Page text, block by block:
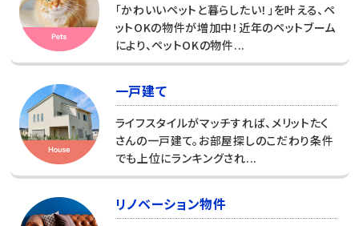
「かわいいペットと暮らしたい！」を叶える、ペ
ットOKの物件が増加中！近年のペットブーム
により、ペットOKの物件...
一戸建て
ライフスタイルがマッチすれば、メリットたく
さんの一戸建て。お部屋探しのこだわり条件
でも上位にランキングされ...
リノベーション物件